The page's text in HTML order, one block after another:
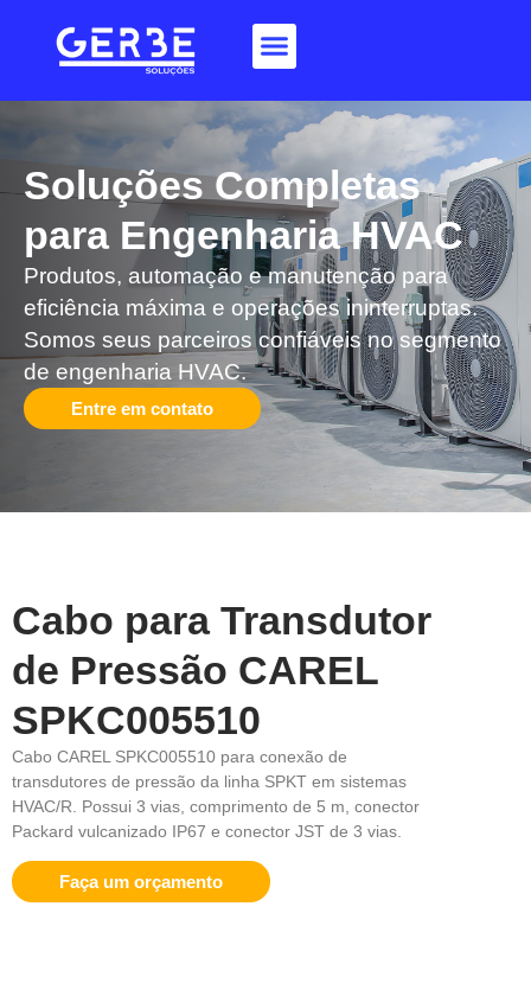
Soluções Completas
para Engenharia HVAC​
Produtos, automação e manutenção para
eficiência máxima e operações ininterruptas.
Somos seus parceiros confiáveis no segmento
de engenharia HVAC.
Entre em contato
Cabo para Transdutor
de Pressão CAREL
SPKC005510
Cabo CAREL SPKC005510 para conexão de
transdutores de pressão da linha SPKT em sistemas
HVAC/R. Possui 3 vias, comprimento de 5 m, conector
Packard vulcanizado IP67 e conector JST de 3 vias.
Faça um orçamento